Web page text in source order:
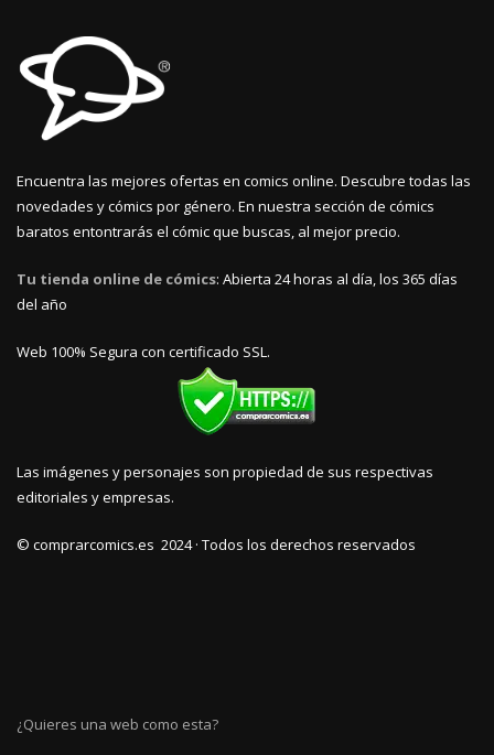
Encuentra las mejores ofertas en comics online. Descubre todas las
novedades y cómics por género. En nuestra sección de cómics
baratos entontrarás el cómic que buscas, al mejor precio.
Tu tienda online de cómics: Abierta 24 horas al día, los 365 días
del año
Web 100% Segura con certificado SSL.
Las imágenes y personajes son propiedad de sus respectivas
editoriales y empresas.
© comprarcomics.es 2024 · Todos los derechos reservados
¿Quieres una web como esta?